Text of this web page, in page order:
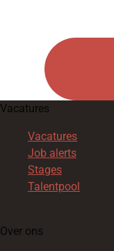
Vacatures
Vacatures
Job alerts
Stages
Talentpool
Over ons